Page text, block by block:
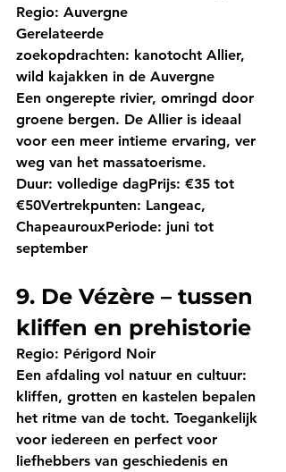
Regio: Auvergne
Gerelateerde
zoekopdrachten: kanotocht Allier,
wild kajakken in de Auvergne
Een ongerepte rivier, omringd door
groene bergen. De Allier is ideaal
voor een meer intieme ervaring, ver
weg van het massatoerisme.
Duur: volledige dagPrijs: €35 tot
€50Vertrekpunten: Langeac,
ChapeaurouxPeriode: juni tot
september
9. De Vézère – tussen
kliffen en prehistorie
Regio: Périgord Noir
Een afdaling vol natuur en cultuur:
kliffen, grotten en kastelen bepalen
het ritme van de tocht. Toegankelijk
voor iedereen en perfect voor
liefhebbers van geschiedenis en